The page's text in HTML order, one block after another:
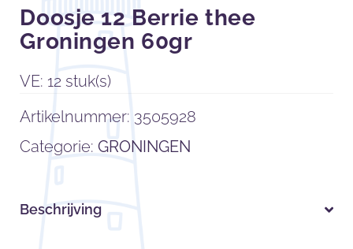
Doosje 12 Berrie thee
Groningen 60gr
VE: 12 stuk(s)
Artikelnummer: 3505928
Categorie:GRONINGEN
Beschrijving